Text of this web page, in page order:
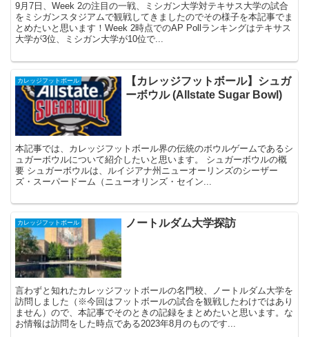
9月7日、Week 2の注目の一戦、ミシガン大学対テキサス大学の試合
をミシガンスタジアムで観戦してきましたのでその様子を本記事でま
とめたいと思います！Week 2時点でのAP Pollランキングはテキサス
大学が3位、ミシガン大学が10位で...
カレッジフットボール
【カレッジフットボール】シュガ
ーボウル (Allstate Sugar Bowl)
本記事では、カレッジフットボール界の伝統のボウルゲームであるシ
ュガーボウルについて紹介したいと思います。 シュガーボウルの概
要 シュガーボウルは、ルイジアナ州ニューオーリンズのシーザー
ズ・スーパードーム（ニューオリンズ・セイン...
カレッジフットボール ノートルダム大学探訪
言わずと知れたカレッジフットボールの名門校、ノートルダム大学を
訪問しました（※今回はフットボールの試合を観戦したわけではあり
ません）ので、本記事でそのときの記録をまとめたいと思います。な
お情報は訪問をした時点である2023年8月のものです...